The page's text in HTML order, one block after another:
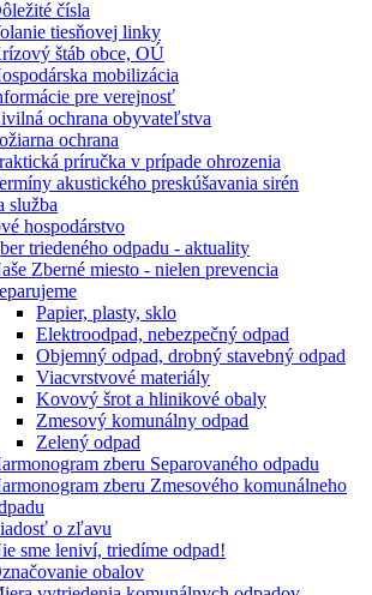
čísla
tiesňovej linky
štáb obce, OÚ
mobilizácia
pre verejnosť
ochrana obyvateľstva
ochrana
príručka v prípade ohrozenia
akustického preskúšavania sirén
služba
hospodárstvo
triedeného odpadu - aktuality
Zberné miesto - nielen prevencia
Papier, plasty, sklo
Elektroodpad, nebezpečný odpad
Objemný odpad, drobný stavebný odpad
Viacvrstvové materiály
Kovový šrot a hlinikové obaly
Zmesový komunálny odpad
Zelený odpad
zberu Separovaného odpadu
zberu Zmesového komunálneho
o zľavu
sme leniví, triedíme odpad!
obalov